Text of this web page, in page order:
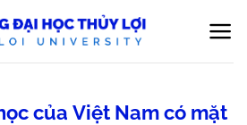
của Việt Nam có mặt